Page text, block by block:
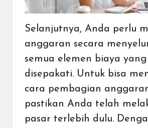
Selanjutnya, Anda perlu
anggaran secara
semua elemen biaya
disepakati. Untuk bisa
cara pembagian
pastikan Anda telah
pasar terlebih dulu.